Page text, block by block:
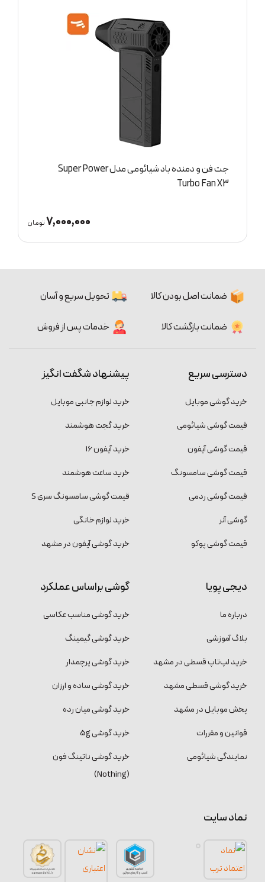
جت فن و دمنده باد شیائومی مدل Super Power
Turbo Fan X3
7,000,000تومان
ضمانت اصل بودن کالا تحویل سریع و آسان
ضمانت بازگشت کالا خدمات پس از فروش
دسترسی سریع
خرید گوشی موبایل
قیمت گوشی شیائومی
قیمت گوشی آیفون
قیمت گوشی سامسونگ
قیمت گوشی ردمی
گوشی آنر
قیمت گوشی پوکو
پیشنهاد شگفت انگیز
خرید لوازم جانبی موبایل
خرید گجت هوشمند
خرید آیفون 16
خرید ساعت هوشمند
قیمت گوشی سامسونگ سری S
خرید لوازم خانگی
خرید گوشی آیفون در مشهد
دیجی پویا
درباره ما
بلاگ آموزشی
خرید لپ‌تاپ قسطی در مشهد
خرید گوشی قسطی مشهد
پخش موبایل در مشهد
قوانین و مقررات
نمایندگی شیائومی
گوشی براساس عملکرد
خرید گوشی مناسب عکاسی
خرید گوشی گیمینگ
خرید گوشی پرچمدار
خرید گوشی ساده و ارزان
خرید گوشی میان رده
خرید گوشی 5g
خرید گوشی ناتینگ فون
(Nothing)
نماد سایت